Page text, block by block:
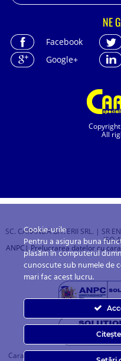
All
NE
Facebook
Google+
SC. CARANDA BATERII SRL. | SR
ISO
ANPC | Prelucrarea datelor cu
Caranda.ro este un magazin
Cookie-urile
Pentru a asigura buna
plasăm în computerul
cunoscute sub numele de
mari fac acest lucru.